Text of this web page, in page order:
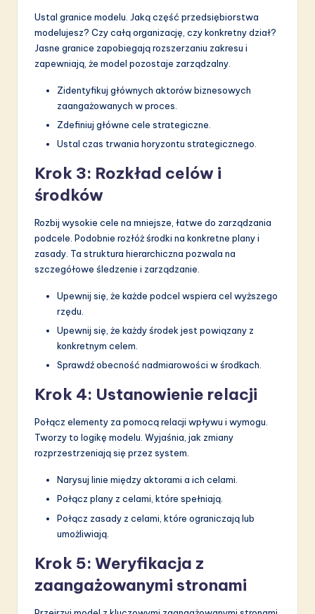
Ustal granice modelu. Jaką część przedsiębiorstwa
modelujesz? Czy całą organizację, czy konkretny dział?
Jasne granice zapobiegają rozszerzaniu zakresu i
zapewniają, że model pozostaje zarządzalny.
Zidentyfikuj głównych aktorów biznesowych
zaangażowanych w proces.
Zdefiniuj główne cele strategiczne.
Ustal czas trwania horyzontu strategicznego.
Krok 3: Rozkład celów i
środków
Rozbij wysokie cele na mniejsze, łatwe do zarządzania
podcele. Podobnie rozłóż środki na konkretne plany i
zasady. Ta struktura hierarchiczna pozwala na
szczegółowe śledzenie i zarządzanie.
Upewnij się, że każde podcel wspiera cel wyższego
rzędu.
Upewnij się, że każdy środek jest powiązany z
konkretnym celem.
Sprawdź obecność nadmiarowości w środkach.
Krok 4: Ustanowienie relacji
Połącz elementy za pomocą relacji wpływu i wymogu.
Tworzy to logikę modelu. Wyjaśnia, jak zmiany
rozprzestrzeniają się przez system.
Narysuj linie między aktorami a ich celami.
Połącz plany z celami, które spełniają.
Połącz zasady z celami, które ograniczają lub
umożliwiają.
Krok 5: Weryfikacja z
zaangażowanymi stronami